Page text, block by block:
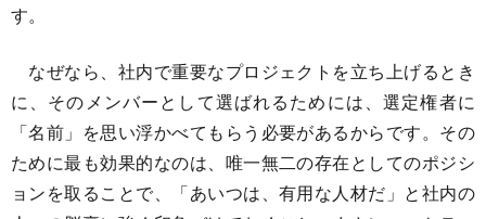
す。
なぜなら、社内で重要なプロジェクトを立ち上げるとき
に、そのメンバーとして選ばれるためには、選定権者に
「名前」を思い浮かべてもらう必要があるからです。その
ために最も効果的なのは、唯一無二の存在としてのポジシ
ョンを取ることで、「あいつは、有用な人材だ」と社内の